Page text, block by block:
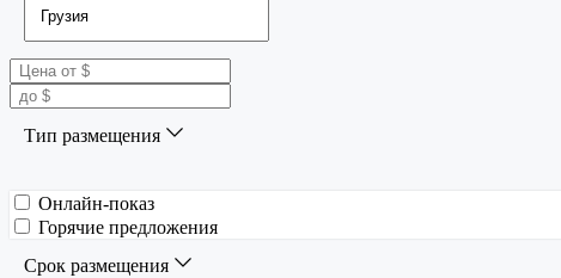
Тип размещения
Онлайн-показ
Горячие предложения
Срок размещения